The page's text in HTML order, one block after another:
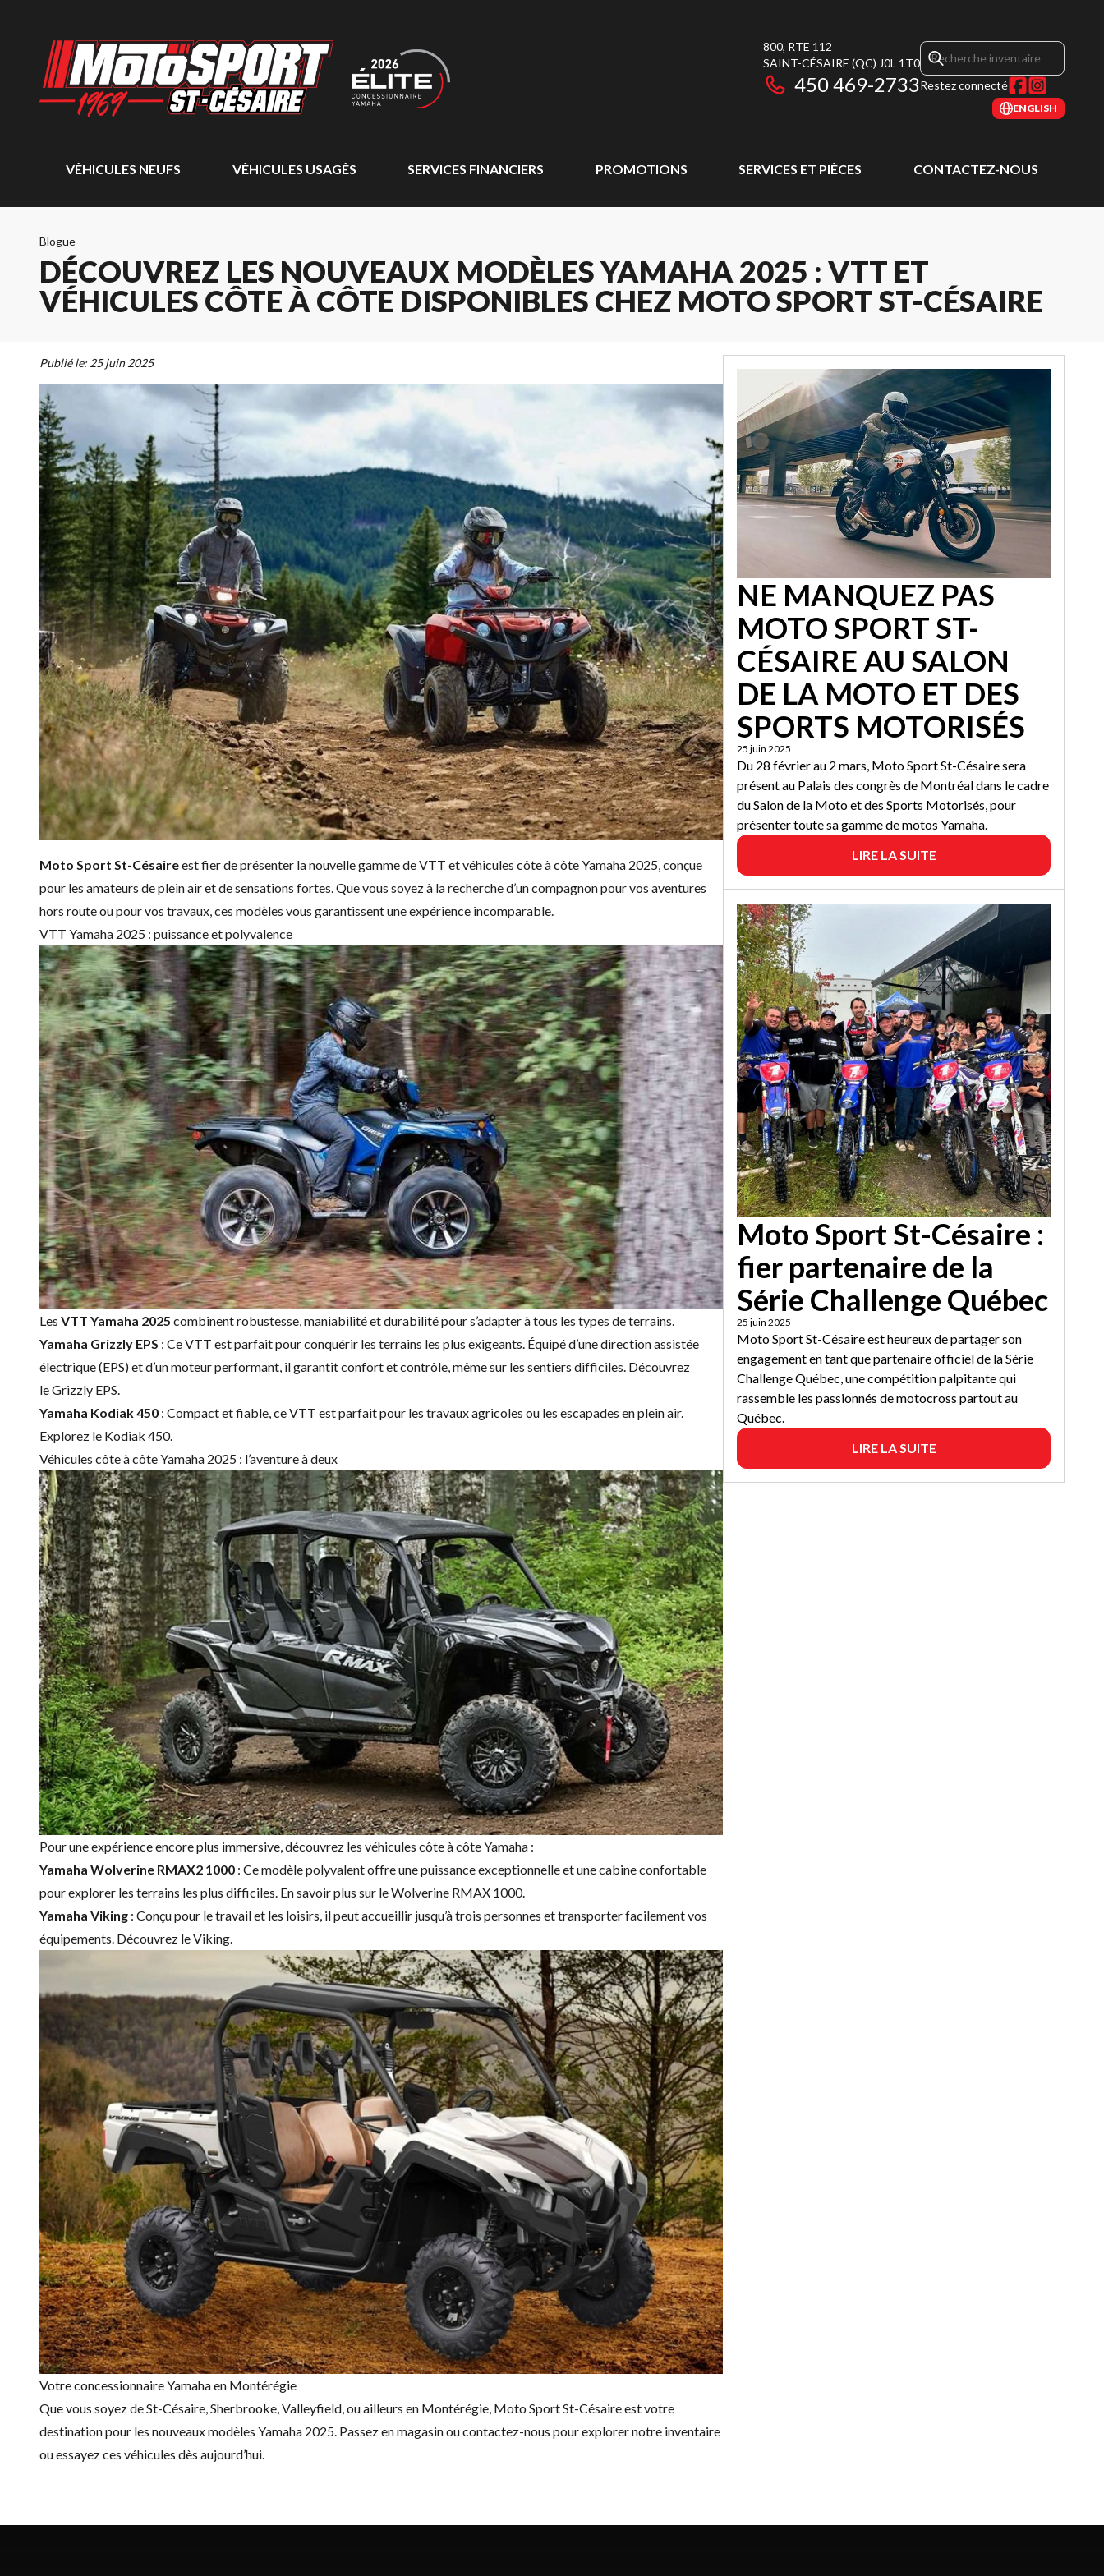
800, RTE 112
SAINT-CÉSAIRE (QC) J0L 1T0
450 469-2733Restez connecté
ENGLISH
VÉHICULES NEUFS VÉHICULES USAGÉS SERVICES FINANCIERS PROMOTIONS SERVICES ET PIÈCES CONTACTEZ-NOUS
Blogue
DÉCOUVREZ LES NOUVEAUX MODÈLES YAMAHA 2025 : VTT ET
VÉHICULES CÔTE À CÔTE DISPONIBLES CHEZ MOTO SPORT ST-CÉSAIRE
Publié le: 25 juin 2025
Moto Sport St-Césaireest fier de présenter la nouvelle gamme deVTT etvéhicules côte à côte Yamaha 2025 , conçue
pour les amateurs de plein air et de sensations fortes. Que vous soyez à la recherche d’un compagnon pour vos aventures
hors route ou pour vos travaux, ces modèles vous garantissent une expérience incomparable.
VTT Yamaha 2025 : puissance et polyvalence
Les VTT Yamaha 2025 combinent robustesse, maniabilité et durabilité pour s’adapter à tous les types de terrains.
Yamaha Grizzly EPS : Ce VTT est parfait pour conquérir les terrains les plus exigeants. Équipé d’une direction assistée
électrique (EPS) et d’un moteur performant, il garantit confort et contrôle, même sur les sentiers difficiles. Découvrez
leGrizzly EPS.
Yamaha Kodiak 450 : Compact et fiable, ce VTT est parfait pour les travaux agricoles ou les escapades en plein air.
Explorez le Kodiak 450.
Véhicules côte à côte Yamaha 2025 : l’aventure à deux
Pour une expérience encore plus immersive, découvrez les véhicules côte à côte Yamaha :
Yamaha Wolverine RMAX2 1000 : Ce modèle polyvalent offre une puissance exceptionnelle et une cabine confortable
pour explorer les terrains les plus difficiles. En savoir plus sur leWolverine RMAX 1000.
Yamaha Viking : Conçu pour le travail et les loisirs, il peut accueillir jusqu’à trois personnes et transporter facilement vos
équipements. Découvrez leViking.
Votre concessionnaire Yamaha en Montérégie
Que vous soyez de St-Césaire, Sherbrooke, Valleyfield, ou ailleurs en Montérégie, Moto Sport St-Césaire est votre
destination pour les nouveaux modèles Yamaha 2025. Passez en magasin oucontactez-nous pour explorer notre inventaire
ou essayez ces véhicules dès aujourd’hui.
NE MANQUEZ PAS
MOTO SPORT ST-
CÉSAIRE AU SALON
DE LA MOTO ET DES
SPORTS MOTORISÉS
25 juin 2025
Du 28 février au 2 mars, Moto Sport St-Césaire sera
présent au Palais des congrès de Montréal dans le cadre
du Salon de la Moto et des Sports Motorisés, pour
présenter toute sa gamme de motos Yamaha.
LIRE LA SUITE
Moto Sport St-Césaire :
fier partenaire de la
Série Challenge Québec
25 juin 2025
Moto Sport St-Césaire est heureux de partager son
engagement en tant que partenaire officiel de la Série
Challenge Québec, une compétition palpitante qui
rassemble les passionnés de motocross partout au
Québec.
LIRE LA SUITE